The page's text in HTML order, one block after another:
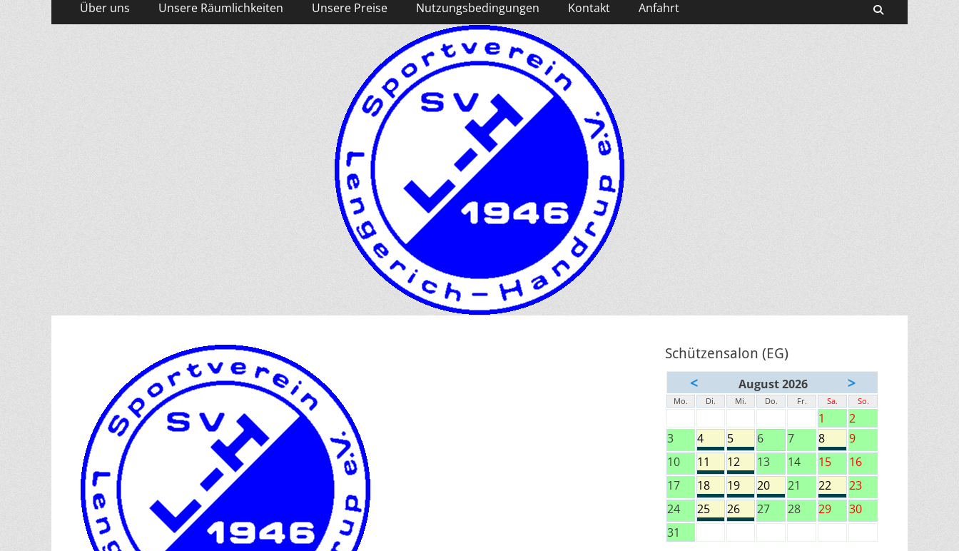
Menü
Inhalt
Über uns Unsere Räumlichkeiten Unsere Preise Nutzungsbedingungen Kontakt Anfahrt
Schützensalon (EG)
< August 2026 >
Mo. Di. Mi. Do. Fr. Sa. So.
1
2
3
4 5 6 7 8
9
10
11 12 13 14 15
16
17
18 19 20 21 22
23
24
25 26 27 28 29
30
31